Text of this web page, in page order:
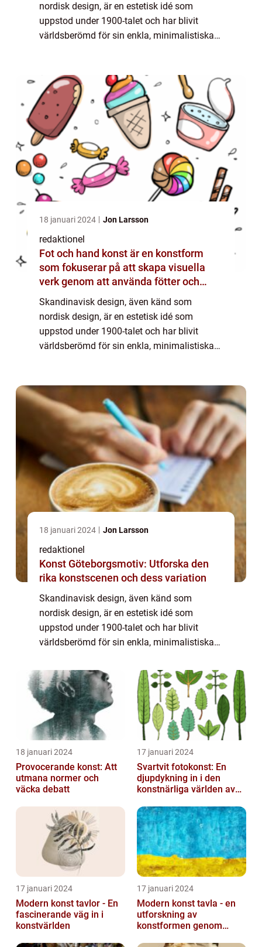
nordisk design, är en estetisk idé som
uppstod under 1900-talet och har blivit
världsberömd för sin enkla, minimalistiska
samtidig...
18 januari 2024 Jon Larsson
redaktionel
Fot och hand konst är en konstform
som fokuserar på att skapa visuella
verk genom att använda fötter och
händer istället för mer traditionella
verktyg som penslar eller verktyg
Skandinavisk design, även känd som
nordisk design, är en estetisk idé som
uppstod under 1900-talet och har blivit
världsberömd för sin enkla, minimalistiska
samtidig...
18 januari 2024 Jon Larsson
redaktionel
Konst Göteborgsmotiv: Utforska den
rika konstscenen och dess variation
Skandinavisk design, även känd som
nordisk design, är en estetisk idé som
uppstod under 1900-talet och har blivit
världsberömd för sin enkla, minimalistiska
betonar funktion och praktisk användning
samtidig...
18 januari 2024
Provocerande konst: Att
utmana normer och
väcka debatt
17 januari 2024
Svartvit fotokonst: En
djupdykning in i den
konstnärliga världen av
17 januari 2024
Modern konst tavlor - En
fascinerande väg in i
konstvärlden
17 januari 2024
Modern konst tavla - en
utforskning av
konstformen genom